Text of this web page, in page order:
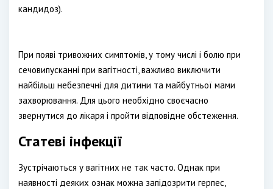
кандидоз).
При появі тривожних симптомів, у тому числі і болю при
сечовипусканні при вагітності, важливо виключити
найбільш небезпечні для дитини та майбутньої мами
захворювання. Для цього необхідно своєчасно
звернутися до лікаря і пройти відповідне обстеження.
Статеві інфекції
Зустрічаються у вагітних не так часто. Однак при
наявності деяких ознак можна запідозрити герпес,